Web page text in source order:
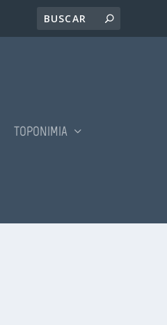
TOPONIMIA